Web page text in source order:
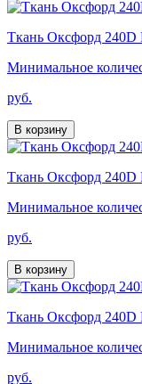
Ткань Оксфорд
Минимальное
руб.
В корзину
Ткань Оксфорд
Минимальное
руб.
В корзину
Ткань Оксфорд
Минимальное
руб.